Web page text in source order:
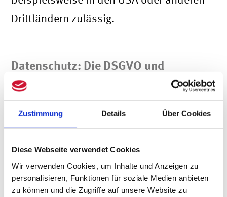
Zustimmung Details Über Cookies
Diese Webseite verwendet Cookies
Wir verwenden Cookies, um Inhalte und Anzeigen zu
personalisieren, Funktionen für soziale Medien anbieten
zu können und die Zugriffe auf unsere Website zu
Drittländern zulässig.
Datenschutz: Die DSGVO und
Content-Management-Systeme
Wer seine Website nicht auf einem
eigenen Hosting-Server hostet, kann
natürlich auch ein Content-Management-
System (CMS) nutzen.
Seitenbetreiber:innen sollten mit dem